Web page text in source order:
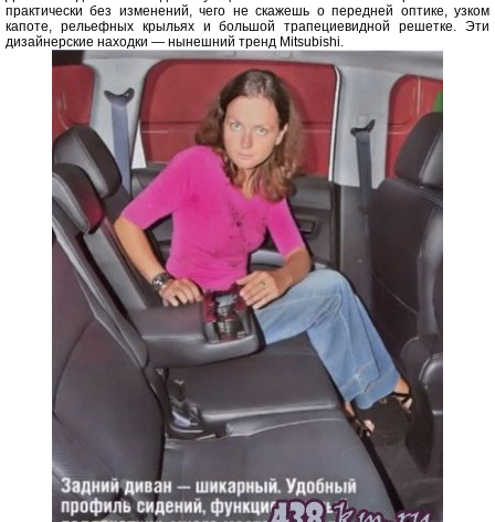
практически без изменений, чего не скажешь о передней оптике, узком
капоте, рельефных крыльях и большой трапециевидной решетке. Эти
дизайнерские находки — нынешний тренд Mitsubishi.